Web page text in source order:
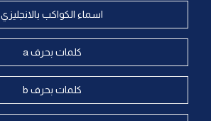
اسماء الكواكب بالانجليزي
كلمات بحرف a
كلمات بحرف b